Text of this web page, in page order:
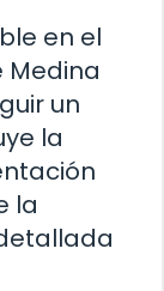
en el
Medina
un
la
la